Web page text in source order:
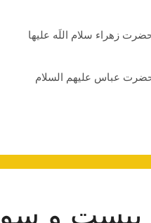
زهراء سلام اللَه علیها
عباس علیهم السلام
و